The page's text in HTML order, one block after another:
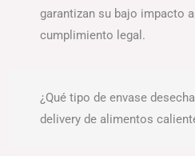
garantizan su bajo impacto
cumplimiento legal.
¿Qué tipo de envase
delivery de alimentos